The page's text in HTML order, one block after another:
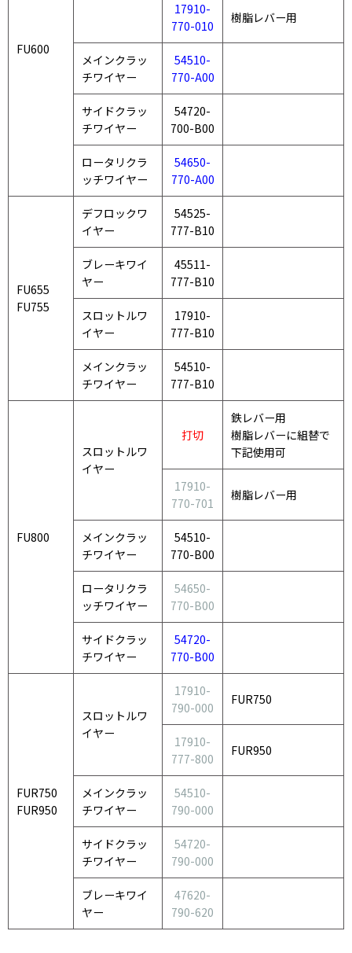
FU600
17910-
770-010
樹脂レバー用
メインクラッ
チワイヤー
54510-
770-A00
サイドクラッ
チワイヤー
54720-
700-B00
ロータリクラ
ッチワイヤー
54650-
770-A00
FU655
FU755
デフロックワ
イヤー
54525-
777-B10
ブレーキワイ
ヤー
45511-
777-B10
スロットルワ
イヤー
17910-
777-B10
メインクラッ
チワイヤー
54510-
777-B10
FU800
スロットルワ
イヤー
打切
鉄レバー用
樹脂レバーに組替で
下記使用可
17910-
770-701
樹脂レバー用
メインクラッ
チワイヤー
54510-
770-B00
ロータリクラ
ッチワイヤー
54650-
770-B00
サイドクラッ
チワイヤー
54720-
770-B00
FUR750
FUR950
スロットルワ
イヤー
17910-
790-000
FUR750
17910-
777-800
FUR950
メインクラッ
チワイヤー
54510-
790-000
サイドクラッ
チワイヤー
54720-
790-000
ブレーキワイ
ヤー
47620-
790-620